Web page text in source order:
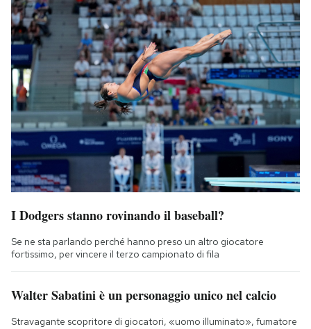
I Dodgers stanno rovinando il baseball?
Se ne sta parlando perché hanno preso un altro giocatore
fortissimo, per vincere il terzo campionato di fila
Walter Sabatini è un personaggio unico nel calcio
Stravagante scopritore di giocatori, «uomo illuminato», fumatore